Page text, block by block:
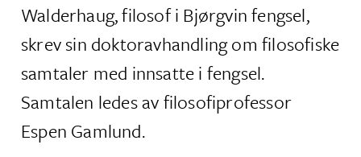
Walderhaug, filosof i Bjørgvin fengsel,
skrev sin doktoravhandling om filosofiske
samtaler med innsatte i fengsel.
Samtalen ledes av filosofiprofessor
Espen Gamlund.